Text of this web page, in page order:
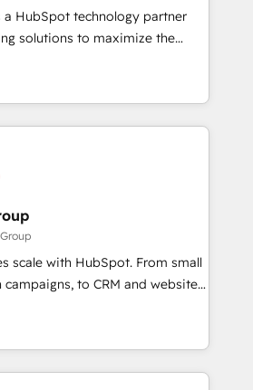
in 14 days ⚡ -
Hub: More
any other Partner 💻 -
Don't hire a technical
a partner built to
a HubSpot technology partner
solutions to maximize the
of HubSpot. The fastest-
& facilitator, MakeWebBetter,
of HubSpot expertise &
Trust us to
years of HubSpot experience
🌟5 HubSpot Accreditations 🌟
Challenge 2021 🌟INBOUND’19
HubSpot CRM. ✔️A team of
✔️Flexible pricing models —
one Dedicated HubSpot
scale with HubSpot. From small
to CRM and websites.
experienced in every inch of
to work hand-in-hand with your
complex and build a better
team and customers.